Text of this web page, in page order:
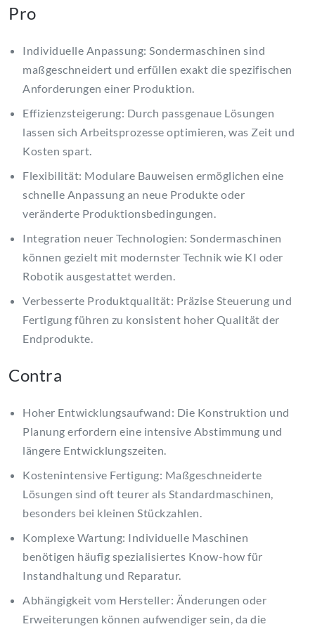
Pro
Individuelle Anpassung: Sondermaschinen sind
maßgeschneidert und erfüllen exakt die spezifischen
Anforderungen einer Produktion.
Effizienzsteigerung: Durch passgenaue Lösungen
lassen sich Arbeitsprozesse optimieren, was Zeit und
Kosten spart.
Flexibilität: Modulare Bauweisen ermöglichen eine
schnelle Anpassung an neue Produkte oder
veränderte Produktionsbedingungen.
Integration neuer Technologien: Sondermaschinen
können gezielt mit modernster Technik wie KI oder
Robotik ausgestattet werden.
Verbesserte Produktqualität: Präzise Steuerung und
Fertigung führen zu konsistent hoher Qualität der
Endprodukte.
Contra
Hoher Entwicklungsaufwand: Die Konstruktion und
Planung erfordern eine intensive Abstimmung und
längere Entwicklungszeiten.
Kostenintensive Fertigung: Maßgeschneiderte
Lösungen sind oft teurer als Standardmaschinen,
besonders bei kleinen Stückzahlen.
Komplexe Wartung: Individuelle Maschinen
benötigen häufig spezialisiertes Know-how für
Instandhaltung und Reparatur.
Abhängigkeit vom Hersteller: Änderungen oder
Erweiterungen können aufwendiger sein, da die